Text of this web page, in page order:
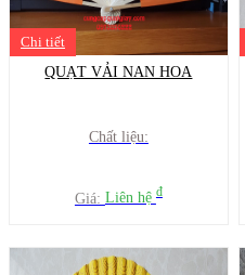
Chi tiết
QUẠT VẢI NAN HOA
Chất liệu:
Giá: Liên hệ đ